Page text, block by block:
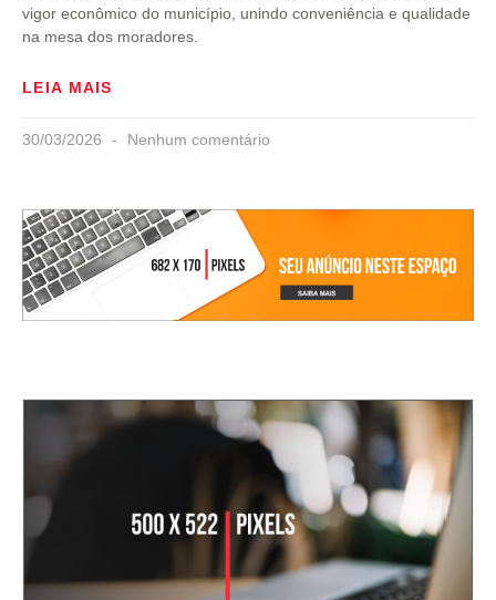
vigor econômico do município, unindo conveniência e qualidade
na mesa dos moradores.
LEIA MAIS
30/03/2026 Nenhum comentário